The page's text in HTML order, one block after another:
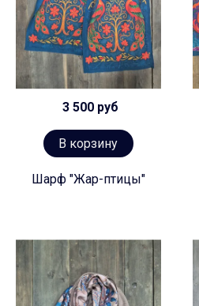
3 500 руб
В корзину
Шарф "Жар-птицы"